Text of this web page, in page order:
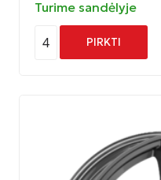
Turime sandėlyje
4 PIRKTI